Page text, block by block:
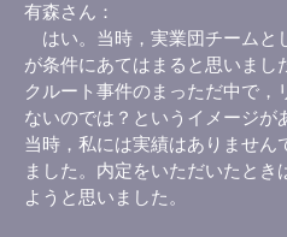
有森さん
はい。当時，実業団チームと
が条件にあてはまると思いまし
クルート事件のまっただ中で，
ないのでは？というイメージが
当時，私には実績はありません
ました。内定をいただいたとき
ようと思いました。